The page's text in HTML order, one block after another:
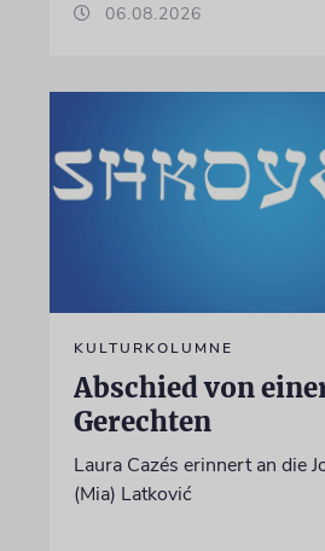
06.08.2026
KULTURKOLUMNE
Abschied von
Gerechten
Laura Cazés erinnert an die
(Mia) Latković